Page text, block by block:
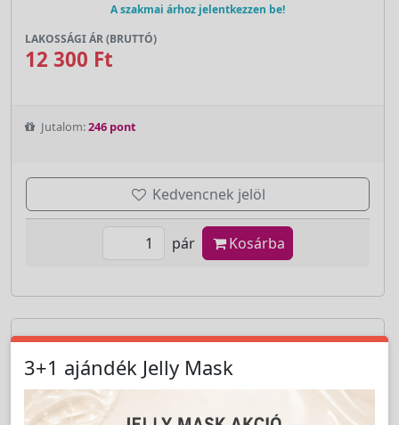
A szakmai árhoz jelentkezzen be!
LAKOSSÁGI ÁR (BRUTTÓ)
12 300 Ft
Jutalom:246 pont
Kedvencnek jelöl
pár Kosárba
3+1 ajándék Jelly Mask